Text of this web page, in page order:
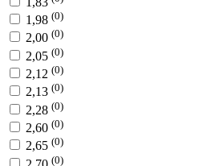
1,98 (0)
2,00 (0)
2,05 (0)
2,12 (0)
2,13 (0)
2,28 (0)
2,60 (0)
2,65 (0)
(0)